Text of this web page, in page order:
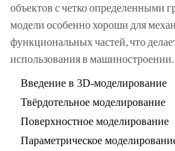
объектов с четко определенными
модели особенно хороши для
функциональных частей, что
использования в машиностроении.
Введение в 3D-моделирование
Твёрдотельное моделирование
Поверхностное моделирование
Параметрическое